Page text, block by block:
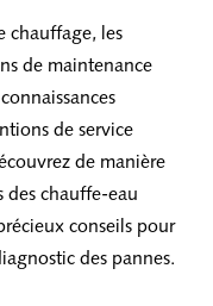
chauffage, les
de maintenance
de service
de manière
des chauffe-eau
conseils pour
des pannes.